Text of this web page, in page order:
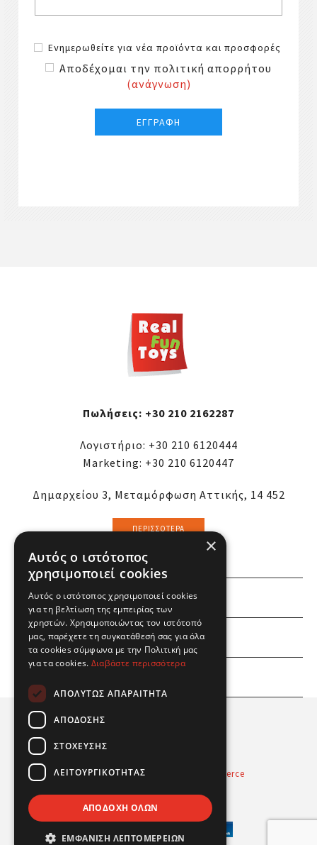
Ενημερωθείτε για νέα προϊόντα και προσφορές
Αποδέχομαι την πολιτική απορρήτου
(ανάγνωση)
Πωλήσεις: +30 210 2162287
Λογιστήριο: +30 210 6120444
Marketing: +30 210 6120447
Δημαρχείου 3, Μεταμόρφωση Αττικής, 14 452
ΠΕΡΙΣΣΌΤΕΡΑ
ΕΜΕΙΣ
ΕΣΕΙΣ
Powered byRadicode
nopCommerce
×
Αυτός ο ιστότοπος
χρησιμοποιεί cookies
Αυτός ο ιστότοπος χρησιμοποιεί cookies
για τη βελτίωση της εμπειρίας των
χρηστών. Χρησιμοποιώντας τον ιστότοπό
μας, παρέχετε τη συγκατάθεσή σας για όλα
τα cookies σύμφωνα με την Πολιτική μας
για τα cookies. Διαβάστε περισσότερα
ΑΠΟΛΎΤΩΣ ΑΠΑΡΑΊΤΗΤΑ
ΑΠΌΔΟΣΗΣ
ΣΤΌΧΕΥΣΗΣ
ΛΕΙΤΟΥΡΓΙΚΌΤΗΤΑΣ
ΑΠΟΔΟΧΉ ΌΛΩΝ
ΕΜΦΆΝΙΣΗ ΛΕΠΤΟΜΕΡΕΙΏΝ